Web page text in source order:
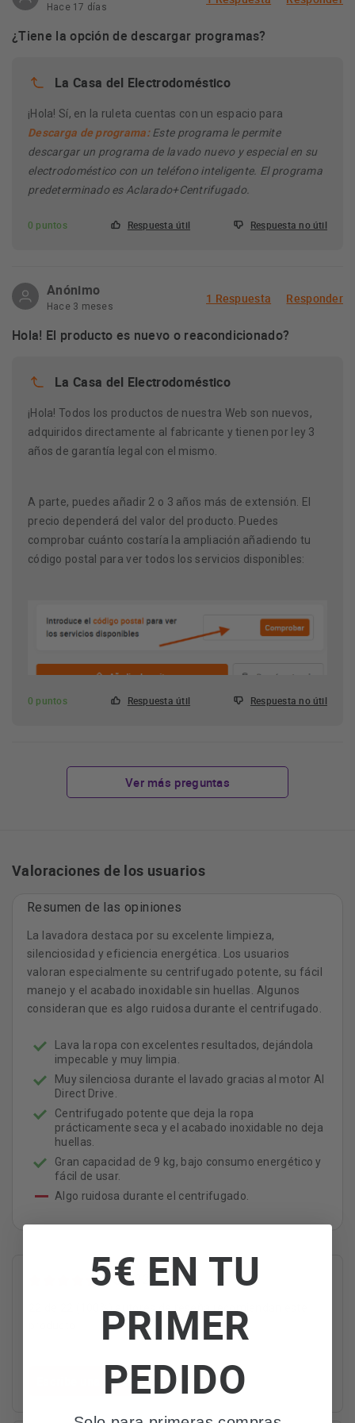
posibilidades extra como programas adicionales. Es
TurboWash 360º: esta tecnología exclusiva de LG te
consiguiendo ahorrar hasta un 28% de electricidad
sacando la ropa perfecta.
Cristal templado y bateadores Inox:su puerta con cristal
antiarañazos la mantendrá perfecta con el paso del
plástico, así como más resistencia. Un 99% anti bacterias
En conclusión, si estás buscando una lavadora de gran
capacidad, con excelentes prestaciones y que sea amigable
perfecta para ti.
Hace 17 días
¿Tiene la opción de descargar programas?
La Casa del Electrodoméstico
¡Hola! Sí, en la ruleta cuentas con un espacio para
Descarga de programa:Este programa le permite
descargar un programa de lavado nuevo y especial en su
electrodoméstico con un teléfono inteligente. El programa
predeterminado es Aclarado+Centrifugado.
0 puntos Respuesta útil Respuesta no útil
Anónimo
Hace 3 meses
1 Respuesta Responder
Hola! El producto es nuevo o reacondicionado?
La Casa del Electrodoméstico
¡Hola! Todos los productos de nuestra Web son nuevos,
adquiridos directamente al fabricante y tienen por ley 3
años de garantía legal con el mismo.
A parte, puedes añadir 2 o 3 años más de extensión. El
precio dependerá del valor del producto. Puedes
comprobar cuánto costaría la ampliación añadiendo tu
código postal para ver todos los servicios disponibles:
0 puntos Respuesta útil Respuesta no útil
Ver más preguntas
Valoraciones de los usuarios
Resumen de las opiniones
La lavadora destaca por su excelente limpieza,
silenciosidad y eficiencia energética. Los usuarios
valoran especialmente su centrifugado potente, su fácil
manejo y el acabado inoxidable sin huellas. Algunos
consideran que es algo ruidosa durante el centrifugado.
Lava la ropa con excelentes resultados, dejándola
impecable y muy limpia.
Muy silenciosa durante el lavado gracias al motor AI
Direct Drive.
Centrifugado potente que deja la ropa
prácticamente seca y el acabado inoxidable no deja
huellas.
Gran capacidad de 9 kg, bajo consumo energético y
fácil de usar.
Algo ruidosa durante el centrifugado.
5 22 reseñas
Escribe una reseña
5€ EN TU
PRIMER
PEDIDO